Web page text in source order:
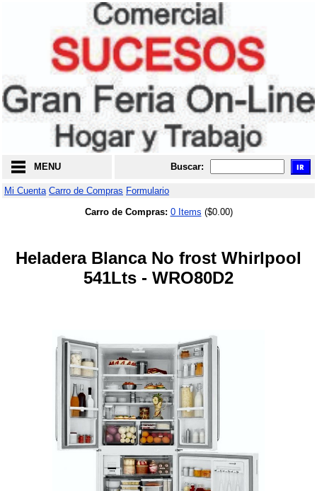
MENU Buscar:
Mi Cuenta Carro de Compras Formulario
Carro de Compras: 0 Items ($0.00)
Heladera Blanca No frost Whirlpool
541Lts - WRO80D2